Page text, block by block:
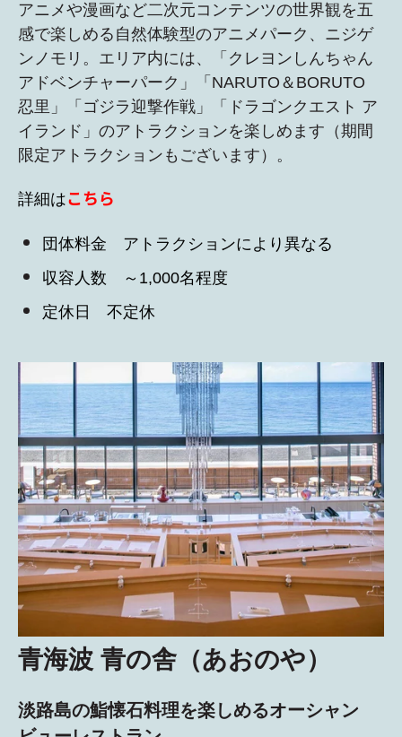
アニメや漫画など二次元コンテンツの世界観を五
感で楽しめる自然体験型のアニメパーク、ニジゲ
ンノモリ 。エリア内には、「クレヨンしんちゃん
アドベンチャーパーク」「NARUTO＆BORUTO
忍里」「ゴジラ迎撃作戦」「ドラゴンクエスト ア
イランド」のアトラクションを楽しめます（期間
限定アトラクションもございます）。
詳細はこちら
団体料金 アトラクションにより異なる
収容人数 ～1,000名程度
定休日 不定休
青海波 青の舎（あおのや）
淡路島の鮨懐石料理を楽しめるオーシャン